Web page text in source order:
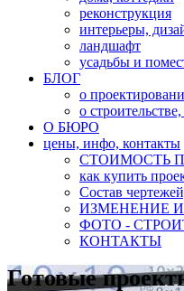
реконструкция
интерьеры,
ландшафт
усадьбы и
БЛОГ
о
о
О БЮРО
цены, инфо, контакты
СТОИМОСТЬ
как купить
Состав
ИЗМЕНЕНИЕ
ФОТО -
КОНТАКТЫ
Готовые